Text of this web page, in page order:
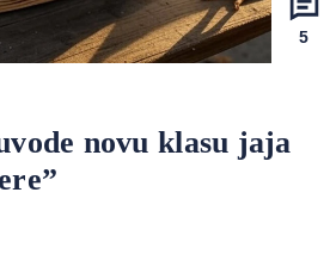
5
novu klasu jaja